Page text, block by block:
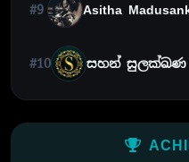
#9 Asitha
#10 සහන් සුලක්ඛණ